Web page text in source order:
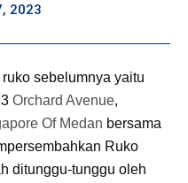
2023
sebelumnya yaitu
Orchard Avenue,
Of Medan bersama
Ruko
ditunggu-tunggu oleh